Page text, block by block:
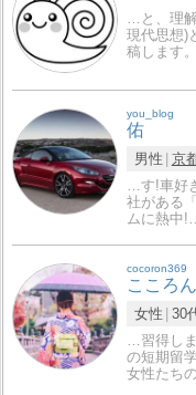
…と、理
現代思想)
稿します
you_blog
佑
男性 京
…す!車好
社がある
ムに熱中!…
cocoron369
こころん
女性 30
…習得し
の短期留
女性たち